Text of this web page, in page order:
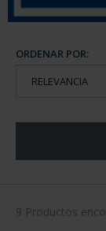
ORDENAR POR:
9 Productos